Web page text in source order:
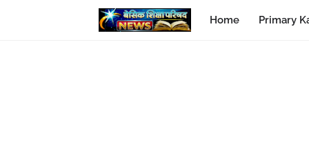
Home Primary